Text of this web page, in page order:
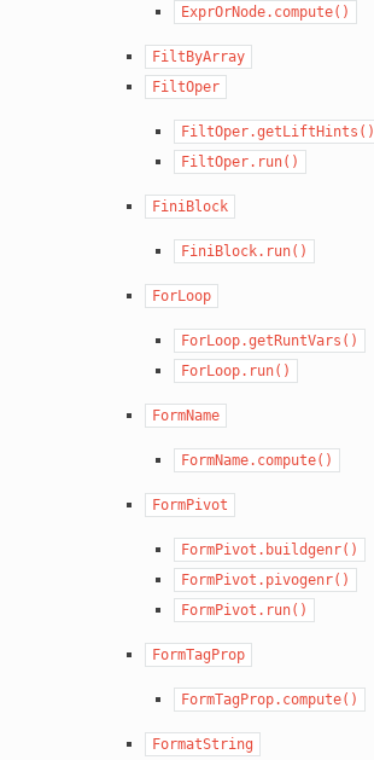
ExprOrNode.compute()
FiltByArray
FiltOper
FiltOper.getLiftHints()
FiltOper.run()
FiniBlock
FiniBlock.run()
ForLoop
ForLoop.getRuntVars()
ForLoop.run()
FormName
FormName.compute()
FormPivot
FormPivot.buildgenr()
FormPivot.pivogenr()
FormPivot.run()
FormTagProp
FormTagProp.compute()
FormatString